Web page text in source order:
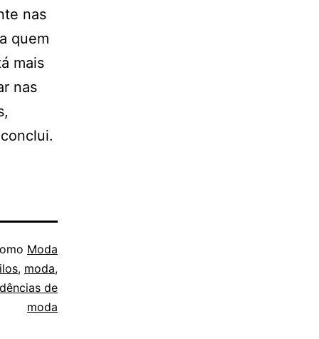
nas
quem
mais
nas
Moda
, moda,
de
moda